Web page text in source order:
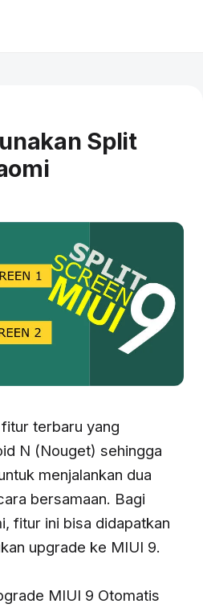
Split
fitur terbaru yang
N (Nouget) sehingga
menjalankan dua
bersamaan. Bagi
fitur ini bisa didapatkan
upgrade ke MIUI 9.
MIUI 9 Otomatis